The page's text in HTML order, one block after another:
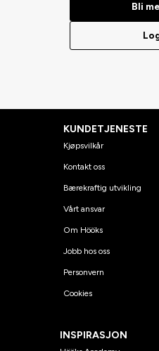
Bli
KUNDETJENESTE
Kjøpsvilkår
Kontakt oss
Bærekraftig utvikling
Vårt ansvar
Om Hööks
Jobb hos oss
Personvern
Cookies
INSPIRASJON